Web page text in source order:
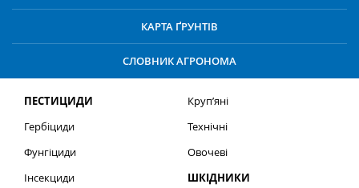
КАРТА ҐРУНТІВ
СЛОВНИК АГРОНОМА
ПЕСТИЦИДИ
Гербіциди
Фунгіциди
Інсекциди
Круп’яні
Технічні
Овочеві
ШКІДНИКИ